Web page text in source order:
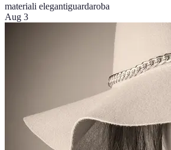
materiali elegantiguardaroba
Aug 3